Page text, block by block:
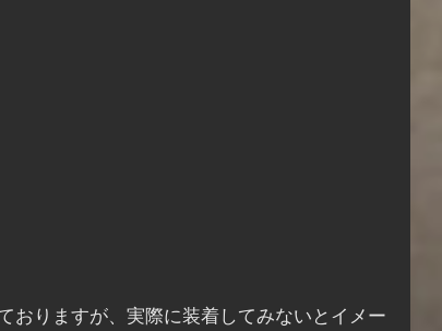
おりますが、実際に装着してみないとイメー